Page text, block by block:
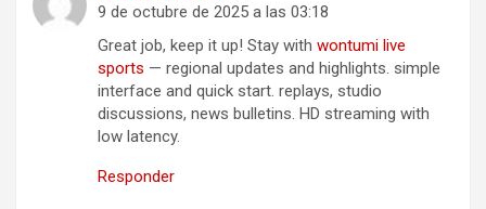
9 de octubre de 2025 a las 03:18
Great job, keep it up! Stay with wontumi live
sports — regional updates and highlights. simple
interface and quick start. replays, studio
discussions, news bulletins. HD streaming with
low latency.
Responder